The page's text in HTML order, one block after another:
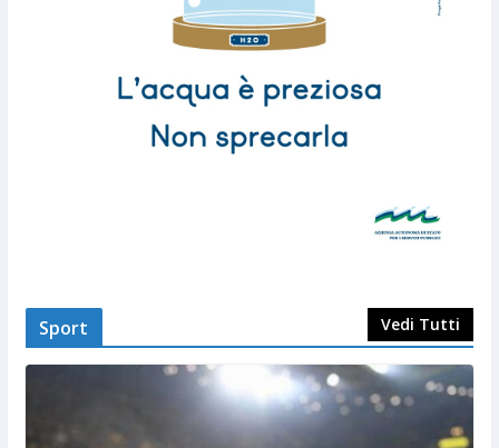
Sport Vedi Tutti